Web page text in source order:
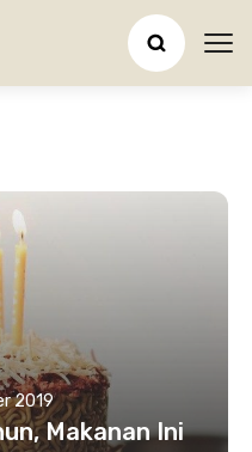
2019
Makanan Ini